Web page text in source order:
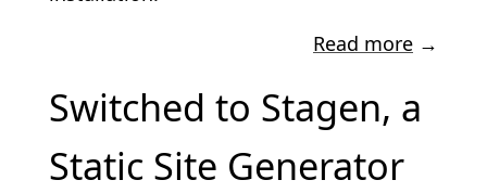
Read more →
Switched to Stagen, a
Static Site Generator